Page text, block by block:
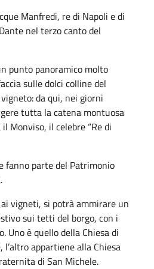
Manfredi, re di Napoli e di
nel terzo canto del
punto panoramico molto
sulle dolci colline del
da qui, nei giorni
tutta la catena montuosa
Monviso, il celebre “Re di
fanno parte del Patrimonio
vigneti, si potrà ammirare un
sui tetti del borgo, con i
Uno è quello della Chiesa di
l’altro appartiene alla Chiesa
di San Michele.